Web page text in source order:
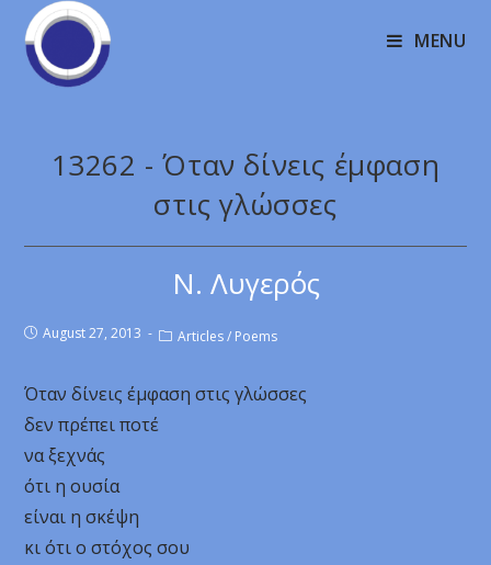
MENU
13262 - Όταν δίνεις έμφαση
στις γλώσσες
Ν. Λυγερός
August 27, 2013 Articles / Poems
Όταν δίνεις έμφαση στις γλώσσες
δεν πρέπει ποτέ
να ξεχνάς
ότι η ουσία
είναι η σκέψη
κι ότι ο στόχος σου